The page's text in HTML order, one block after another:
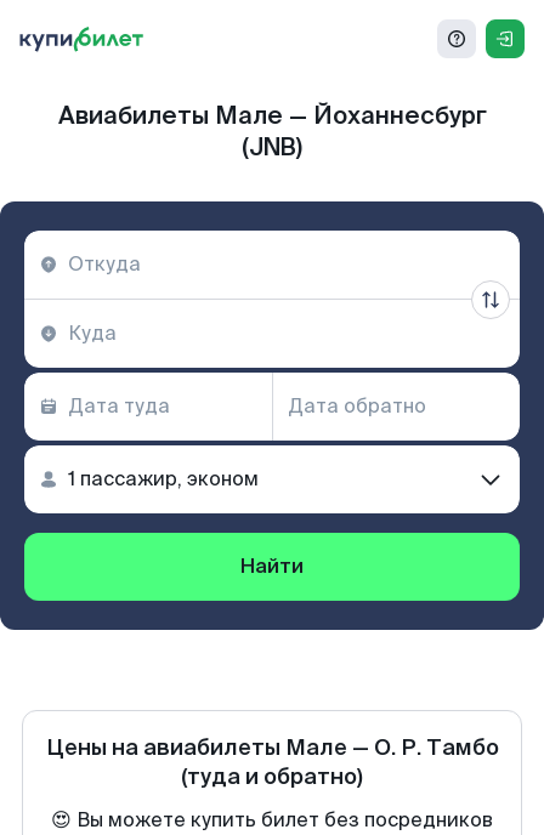
Авиабилеты Мале — Йоханнесбург
(JNB)
Найти
Цены на авиабилеты Мале — О. Р. Тамбо
(туда и обратно)
😍 Вы можете купить билет без посредников